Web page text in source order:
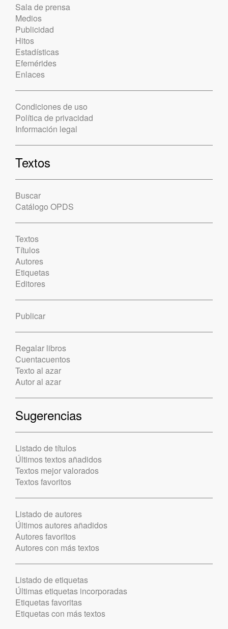
Sala de prensa
Medios
Publicidad
Hitos
Estadísticas
Efemérides
Enlaces
Condiciones de uso
Política de privacidad
Información legal
Textos
Buscar
Catálogo OPDS
Textos
Títulos
Autores
Etiquetas
Editores
Publicar
Regalar libros
Cuentacuentos
Texto al azar
Autor al azar
Sugerencias
Listado de títulos
Últimos textos añadidos
Textos mejor valorados
Textos favoritos
Listado de autores
Últimos autores añadidos
Autores favoritos
Autores con más textos
Listado de etiquetas
Últimas etiquetas incorporadas
Etiquetas favoritas
Etiquetas con más textos